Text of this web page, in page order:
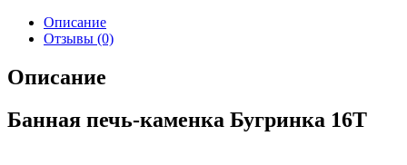
Описание
Отзывы (0)
Описание
Банная печь-каменка Бугринка 16Т